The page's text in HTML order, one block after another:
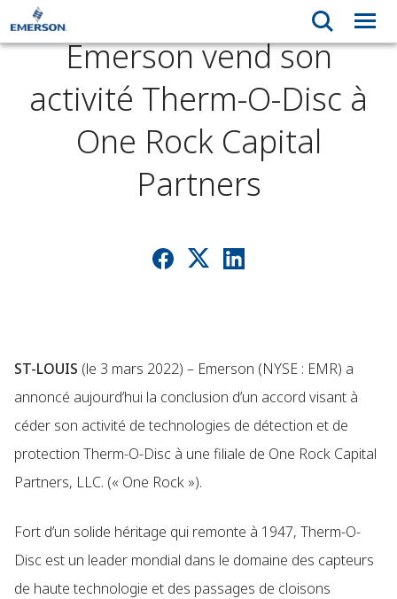
Emerson vend son
activité Therm-O-Disc à
One Rock Capital
Partners
ST-LOUIS (le 3 mars 2022) – Emerson (NYSE : EMR) a
annoncé aujourd’hui la conclusion d’un accord visant à
céder son activité de technologies de détection et de
protection Therm-O-Disc à une filiale de One Rock Capital
Partners, LLC. (« One Rock »).
Fort d’un solide héritage qui remonte à 1947, Therm-O-
Disc est un leader mondial dans le domaine des capteurs
de haute technologie et des passages de cloisons